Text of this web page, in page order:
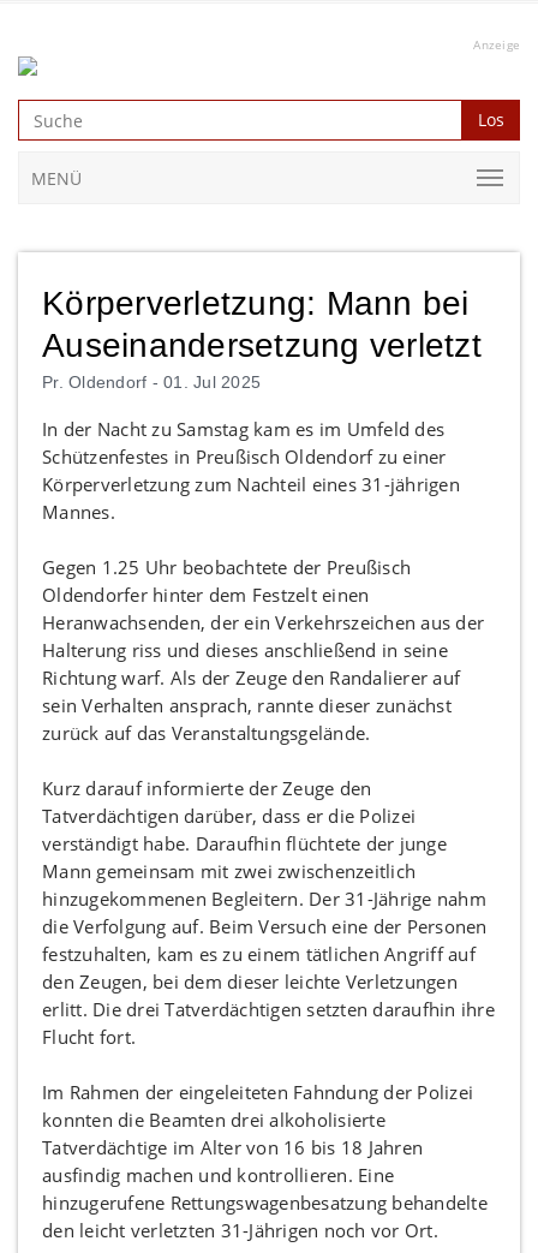
Anzeige
Los
MENÜ
Körperverletzung: Mann bei
Auseinandersetzung verletzt
Pr. Oldendorf - 01. Jul 2025
In der Nacht zu Samstag kam es im Umfeld des
Schützenfestes in Preußisch Oldendorf zu einer
Körperverletzung zum Nachteil eines 31-jährigen
Mannes.
Gegen 1.25 Uhr beobachtete der Preußisch
Oldendorfer hinter dem Festzelt einen
Heranwachsenden, der ein Verkehrszeichen aus der
Halterung riss und dieses anschließend in seine
Richtung warf. Als der Zeuge den Randalierer auf
sein Verhalten ansprach, rannte dieser zunächst
zurück auf das Veranstaltungsgelände.
Kurz darauf informierte der Zeuge den
Tatverdächtigen darüber, dass er die Polizei
verständigt habe. Daraufhin flüchtete der junge
Mann gemeinsam mit zwei zwischenzeitlich
hinzugekommenen Begleitern. Der 31-Jährige nahm
die Verfolgung auf. Beim Versuch eine der Personen
festzuhalten, kam es zu einem tätlichen Angriff auf
den Zeugen, bei dem dieser leichte Verletzungen
erlitt. Die drei Tatverdächtigen setzten daraufhin ihre
Flucht fort.
Im Rahmen der eingeleiteten Fahndung der Polizei
konnten die Beamten drei alkoholisierte
Tatverdächtige im Alter von 16 bis 18 Jahren
ausfindig machen und kontrollieren. Eine
hinzugerufene Rettungswagenbesatzung behandelte
den leicht verletzten 31-Jährigen noch vor Ort.